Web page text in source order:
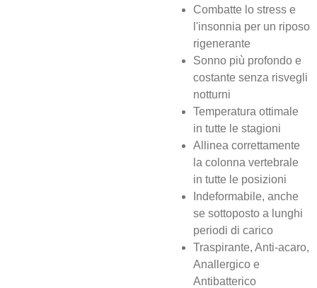
Combatte lo stress e
l'insonnia per un riposo
rigenerante
Sonno più profondo e
costante senza risvegli
notturni
Temperatura ottimale
in tutte le stagioni
Allinea correttamente
la colonna vertebrale
in tutte le posizioni
Indeformabile, anche
se sottoposto a lunghi
periodi di carico
Traspirante, Anti-acaro,
Anallergico e
Antibatterico